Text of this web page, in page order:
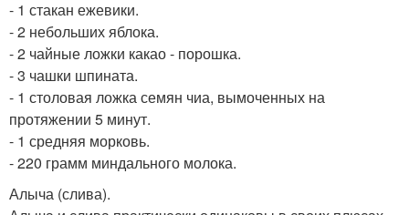
- 1 стакан ежевики.
- 2 небольших яблока.
- 2 чайные ложки какао - порошка.
- 3 чашки шпината.
- 1 столовая ложка семян чиа, вымоченных на
протяжении 5 минут.
- 1 средняя морковь.
- 220 грамм миндального молока.
Алыча (слива).